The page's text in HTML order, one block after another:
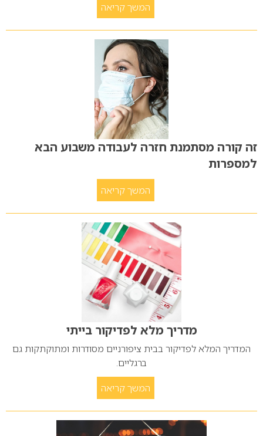
המשך קריאה
זה קורה מסתמנת חזרה לעבודה משבוע הבא
למספרות
המשך קריאה
מדריך מלא לפדיקור בייתי
המדריך המלא לפדיקור בבית ציפורניים מסודרות ומתוקתקות גם
ברגליים.
המשך קריאה